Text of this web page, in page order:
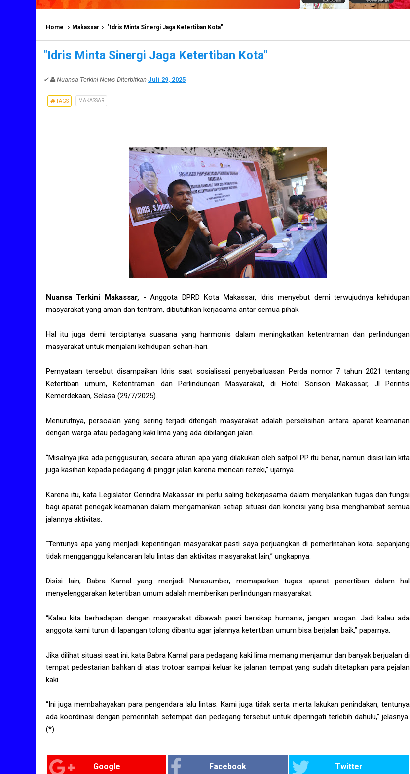
Home Makassar "Idris Minta Sinergi Jaga Ketertiban Kota"
"Idris Minta Sinergi Jaga Ketertiban Kota"
✔ Nuansa Terkini News Diterbitkan Juli 29, 2025
TAGS MAKASSAR
Nuansa Terkini Makassar, -Anggota DPRD Kota Makassar, Idris menyebut demi terwujudnya kehidupan
masyarakat yang aman dan tentram, dibutuhkan kerjasama antar semua pihak.
Hal itu juga demi terciptanya suasana yang harmonis dalam meningkatkan ketentraman dan perlindungan
masyarakat untuk menjalani kehidupan sehari-hari.
Pernyataan tersebut disampaikan Idris saat sosialisasi penyebarluasan Perda nomor 7 tahun 2021 tentang
Ketertiban umum, Ketentraman dan Perlindungan Masyarakat, di Hotel Sorison Makassar, Jl Perintis
Kemerdekaan, Selasa (29/7/2025).
Menurutnya, persoalan yang sering terjadi ditengah masyarakat adalah perselisihan antara aparat keamanan
dengan warga atau pedagang kaki lima yang ada dibilangan jalan.
“Misalnya jika ada penggusuran, secara aturan apa yang dilakukan oleh satpol PP itu benar, namun disisi lain kita
juga kasihan kepada pedagang di pinggir jalan karena mencari rezeki,” ujarnya.
Karena itu, kata Legislator Gerindra Makassar ini perlu saling bekerjasama dalam menjalankan tugas dan fungsi
bagi aparat penegak keamanan dalam mengamankan setiap situasi dan kondisi yang bisa menghambat semua
jalannya aktivitas.
“Tentunya apa yang menjadi kepentingan masyarakat pasti saya perjuangkan di pemerintahan kota, sepanjang
tidak mengganggu kelancaran lalu lintas dan aktivitas masyarakat lain,” ungkapnya.
Disisi lain, Babra Kamal yang menjadi Narasumber, memaparkan tugas aparat penertiban dalam hal
menyelenggarakan ketertiban umum adalah memberikan perlindungan masyarakat.
“Kalau kita berhadapan dengan masyarakat dibawah pasri bersikap humanis, jangan arogan. Jadi kalau ada
anggota kami turun di lapangan tolong dibantu agar jalannya ketertiban umum bisa berjalan baik,” paparnya.
Jika dilihat situasi saat ini, kata Babra Kamal para pedagang kaki lima memang menjamur dan banyak berjualan di
tempat pedestarian bahkan di atas trotoar sampai keluar ke jalanan tempat yang sudah ditetapkan para pejalan
kaki.
“Ini juga membahayakan para pengendara lalu lintas. Kami juga tidak serta merta lakukan penindakan, tentunya
ada koordinasi dengan pemerintah setempat dan pedagang tersebut untuk diperingati terlebih dahulu,” jelasnya.
(*)
Google Facebook Twitter